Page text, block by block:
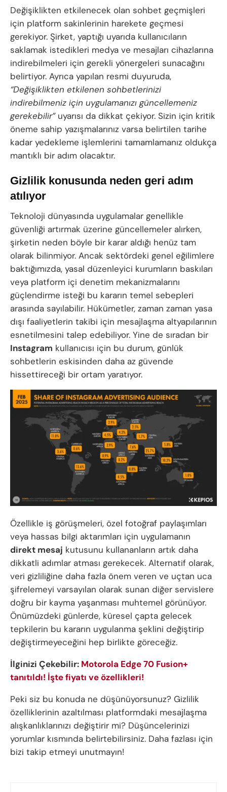
Değişiklikten etkilenecek olan sohbet geçmişleri
için platform sakinlerinin harekete geçmesi
gerekiyor. Şirket, yaptığı uyarıda kullanıcıların
saklamak istedikleri medya ve mesajları cihazlarına
indirebilmeleri için gerekli yönergeleri sunacağını
belirtiyor. Ayrıca yapılan resmi duyuruda,
“Değişiklikten etkilenen sohbetlerinizi
indirebilmeniz için uygulamanızı güncellemeniz
gerekebilir”uyarısı da dikkat çekiyor. Sizin için kritik
öneme sahip yazışmalarınız varsa belirtilen tarihe
kadar yedekleme işlemlerini tamamlamanız oldukça
mantıklı bir adım olacaktır.
Gizlilik konusunda neden geri adım
atılıyor
Teknoloji dünyasında uygulamalar genellikle
güvenliği artırmak üzerine güncellemeler alırken,
şirketin neden böyle bir karar aldığı henüz tam
olarak bilinmiyor. Ancak sektördeki genel eğilimlere
baktığımızda, yasal düzenleyici kurumların baskıları
veya platform içi denetim mekanizmalarını
güçlendirme isteği bu kararın temel sebepleri
arasında sayılabilir. Hükümetler, zaman zaman yasa
dışı faaliyetlerin takibi için mesajlaşma altyapılarının
esnetilmesini talep edebiliyor. Yine de sıradan bir
Instagram kullanıcısı için bu durum, günlük
sohbetlerin eskisinden daha az güvende
hissettireceği bir ortam yaratıyor.
Özellikle iş görüşmeleri, özel fotoğraf paylaşımları
veya hassas bilgi aktarımları için uygulamanın
direkt mesaj kutusunu kullananların artık daha
dikkatli adımlar atması gerekecek. Alternatif olarak,
veri gizliliğine daha fazla önem veren ve uçtan uca
şifrelemeyi varsayılan olarak sunan diğer servislere
doğru bir kayma yaşanması muhtemel görünüyor.
Önümüzdeki günlerde, küresel çapta gelecek
tepkilerin bu kararın uygulanma şeklini değiştirip
değiştirmeyeceğini hep birlikte göreceğiz.
İlginizi Çekebilir: Motorola Edge 70 Fusion+
tanıtıldı! İşte fiyatı ve özellikleri!
Peki siz bu konuda ne düşünüyorsunuz? Gizlilik
özelliklerinin azaltılması platformdaki mesajlaşma
alışkanlıklarınızı değiştirir mi? Düşüncelerinizi
yorumlar kısmında belirtebilirsiniz. Daha fazlası için
bizi takip etmeyi unutmayın!